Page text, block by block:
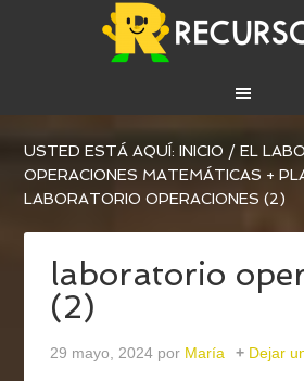
USTED ESTÁ AQUÍ:INICIO / EL
OPERACIONES MATEMÁTICAS +
LABORATORIO OPERACIONES (2)
laboratorio
(2)
29 mayo, 2024 por María Dejar